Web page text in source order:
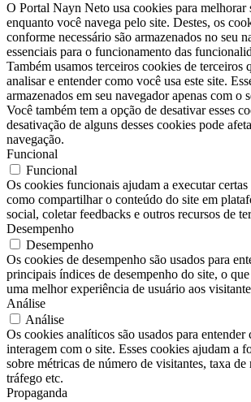
O Portal Nayn Neto usa cookies para melhorar
enquanto você navega pelo site. Destes, os
conforme necessário são armazenados no seu
essenciais para o funcionamento das
Também usamos terceiros cookies de terceiros
analisar e entender como você usa este site.
armazenados em seu navegador apenas com o
Você também tem a opção de desativar esses
desativação de alguns desses cookies pode
navegação.
Funcional
Funcional
Os cookies funcionais ajudam a executar
como compartilhar o conteúdo do site em
social, coletar feedbacks e outros recursos de
Desempenho
Desempenho
Os cookies de desempenho são usados ​​para
principais índices de desempenho do site, o
uma melhor experiência de usuário aos
Análise
Análise
Os cookies analíticos são usados ​​para entender
interagem com o site. Esses cookies ajudam a
sobre métricas de número de visitantes, taxa
tráfego etc.
Propaganda